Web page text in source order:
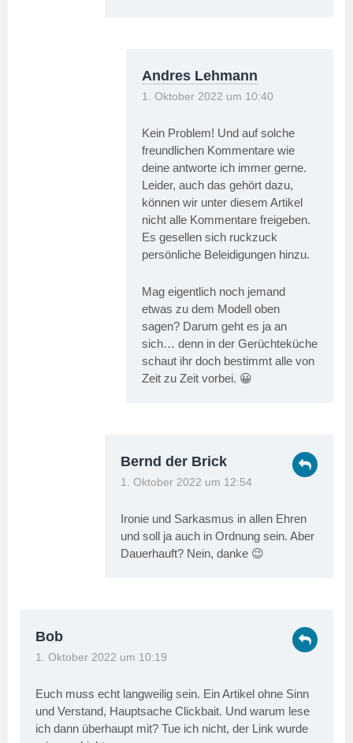
Andres Lehmann
1. Oktober 2022 um 10:40
Kein Problem! Und auf solche
freundlichen Kommentare wie
deine antworte ich immer gerne.
Leider, auch das gehört dazu,
können wir unter diesem Artikel
nicht alle Kommentare freigeben.
Es gesellen sich ruckzuck
persönliche Beleidigungen hinzu.
Mag eigentlich noch jemand
etwas zu dem Modell oben
sagen? Darum geht es ja an
sich… denn in der Gerüchteküche
schaut ihr doch bestimmt alle von
Zeit zu Zeit vorbei. 😀
Bernd der Brick
1. Oktober 2022 um 12:54
Ironie und Sarkasmus in allen Ehren
und soll ja auch in Ordnung sein. Aber
Dauerhauft? Nein, danke 😉
Bob
1. Oktober 2022 um 10:19
Euch muss echt langweilig sein. Ein Artikel ohne Sinn
und Verstand, Hauptsache Clickbait. Und warum lese
ich dann überhaupt mit? Tue ich nicht, der Link wurde